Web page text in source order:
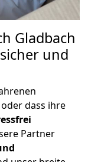
Gladbach
sicher und
dass ihre
Partner